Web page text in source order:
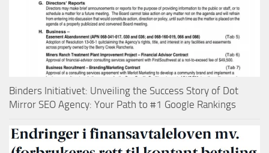
Binders Initiativet: Unveiling the Success Story of Dot
Mirror SEO Agency: Your Path to #1 Google Rankings